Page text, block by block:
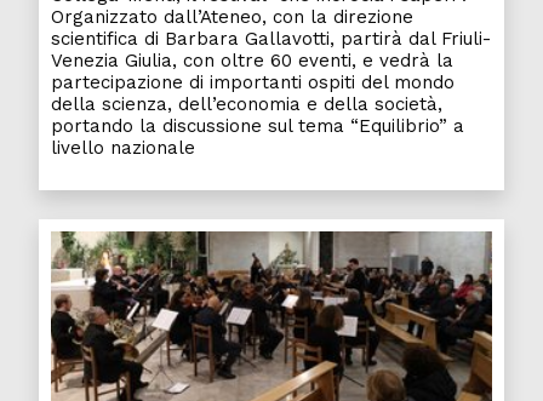
Organizzato dall’Ateneo, con la direzione
scientifica di Barbara Gallavotti, partirà dal Friuli-
Venezia Giulia, con oltre 60 eventi, e vedrà la
partecipazione di importanti ospiti del mondo
della scienza, dell’economia e della società,
portando la discussione sul tema “Equilibrio” a
livello nazionale